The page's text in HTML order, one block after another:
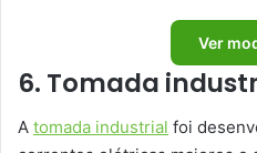
Ver
6. Tomada
A tomada industrial foi